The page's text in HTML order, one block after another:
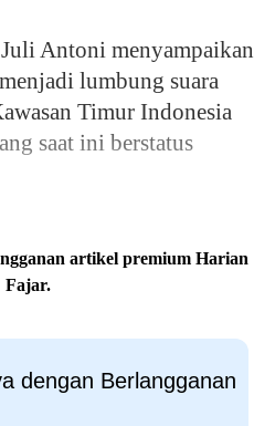
Antoni menyampaikan
lumbung suara
Timur Indonesia
saat ini berstatus
artikel premium Harian
Fajar.
dengan Berlangganan